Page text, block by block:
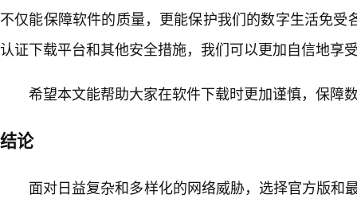
不仅能保障软件的质量，更能保护我们的数字生活免受
认证下载平台和其他安全措施，我们可以更加自信地享
希望本文能帮助大家在软件下载时更加谨慎，保障
结论
面对日益复杂和多样化的网络威胁，选择官方版和